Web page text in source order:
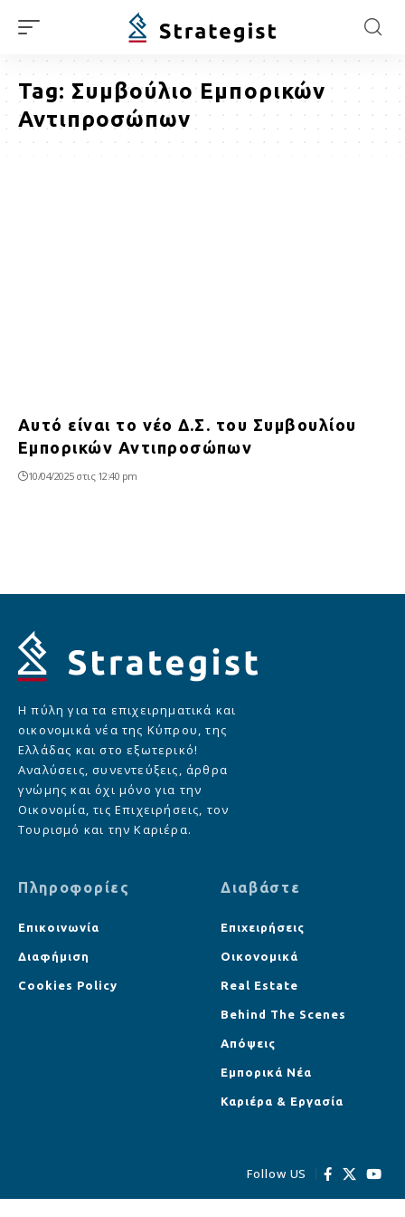
Tag: Συμβούλιο Εμπορικών
Αντιπροσώπων
Αυτό είναι το νέο Δ.Σ. του Συμβουλίου
Εμπορικών Αντιπροσώπων
10/04/2025 στις 12:40 pm
Η πύλη για τα επιχειρηματικά και
οικονομικά νέα της Κύπρου, της
Ελλάδας και στο εξωτερικό!
Αναλύσεις, συνεντεύξεις, άρθρα
γνώμης και όχι μόνο για την
Οικονομία, τις Επιχειρήσεις, τον
Τουρισμό και την Καριέρα.
Πληροφορίες
Επικοινωνία
Διαφήμιση
Cookies Policy
Διαβάστε
Επιχειρήσεις
Οικονομικά
Real Estate
Behind The Scenes
Απόψεις
Εμπορικά Νέα
Καριέρα & Εργασία
Follow US